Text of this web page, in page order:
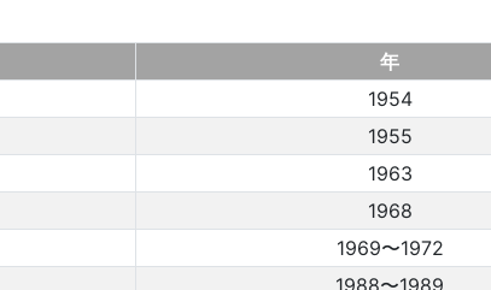
年
1954
1955
1963
1968
1969〜1972
1988〜1989